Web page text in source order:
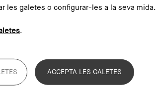
Democràcia 2023-24 a càrrec
les galetes o configurar-les a la seva mida.
.
ACCEPTA LES GALETES